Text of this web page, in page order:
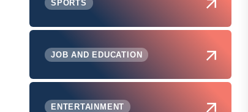
SPORTS
JOB AND EDUCATION
ENTERTAINMENT